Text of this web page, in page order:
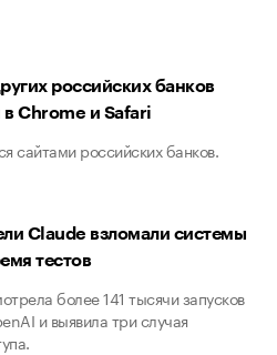
российских банков
в Chrome и Safari
сайтами российских банков.
Claude взломали системы
тестов
более 141 тысячи запусков
и выявила три случая